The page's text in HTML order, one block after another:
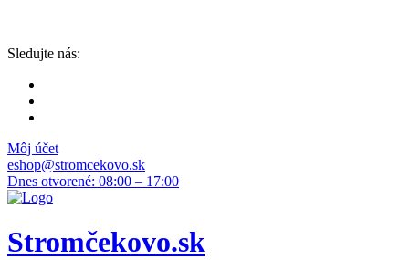
Sledujte nás:
Môj účet
eshop@stromcekovo.sk
Dnes otvorené: 08:00 – 17:00
Stromčekovo.sk